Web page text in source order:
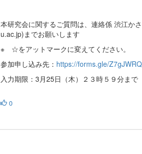
本研究会に関するご質問は、連絡係 渋江
u.ac.jp)までお願いします
※ ☆をアットマークに変えてください。
参加申し込み先： https://forms.gle/
入力期限：3月25日（木）２３時５９分まで
0